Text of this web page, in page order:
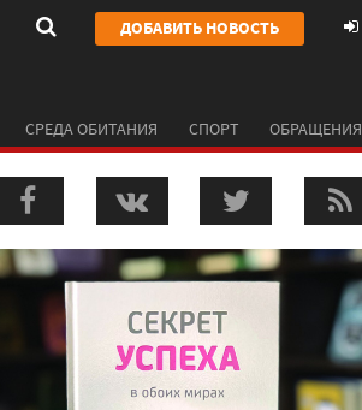
ДОБАВИТЬ НОВОСТЬ
СРЕДА ОБИТАНИЯ СПОРТ ОБРАЩЕНИЯ